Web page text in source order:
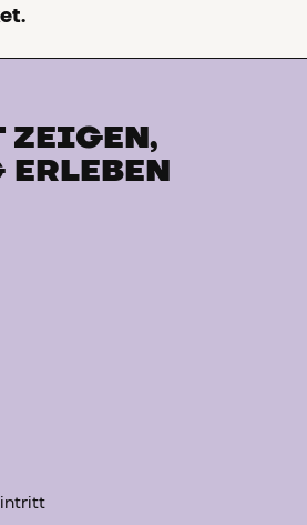
ZEIGEN,